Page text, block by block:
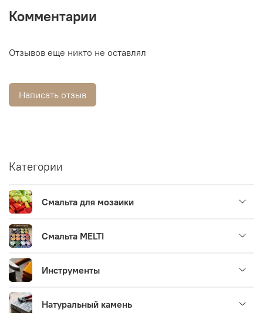
Комментарии
Отзывов еще никто не оставлял
Написать отзыв
Категории
Смальта для мозаики
Смальта MELTI
Инструменты
Натуральный камень